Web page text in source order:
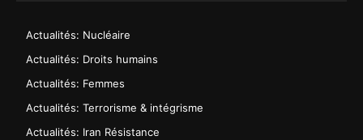
Actualités: Nucléaire
Actualités: Droits humains
Actualités: Femmes
Actualités: Terrorisme & intégrisme
Actualités: Iran Résistance